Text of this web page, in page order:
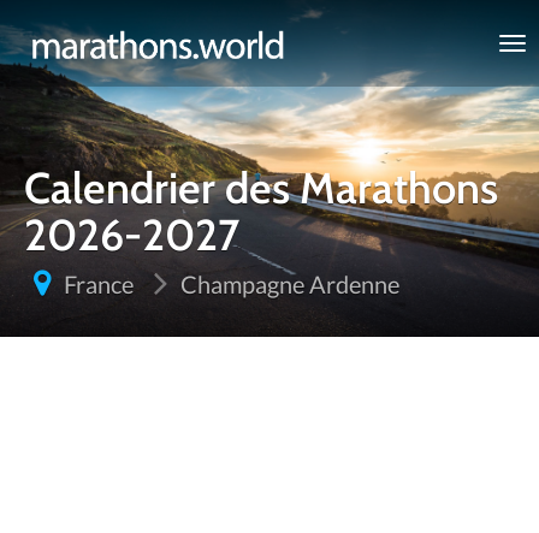
marathons.world
Calendrier des Marathons
2026-2027
France Champagne Ardenne